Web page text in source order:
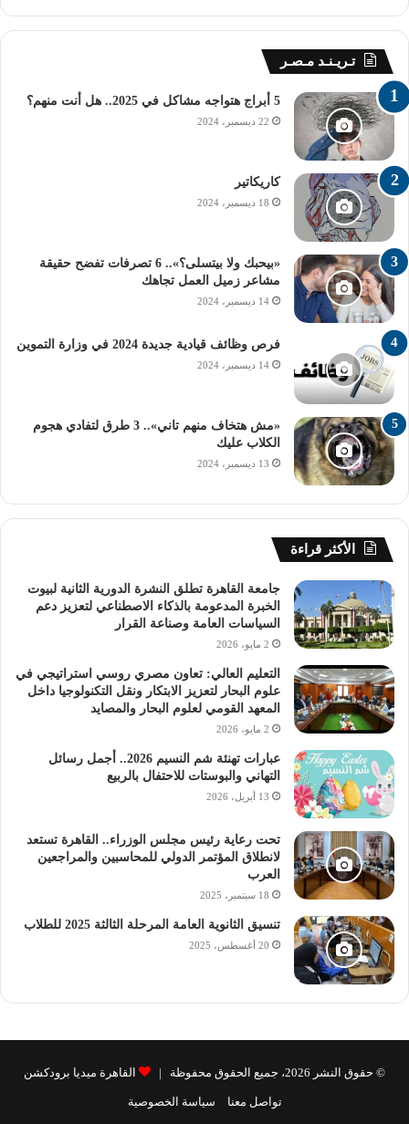
تـريـنـد مـصـر
5 أبراج هتواجه مشاكل في 2025.. هل أنت منهم؟
22 ديسمبر، 2024
كاريكاتير
18 ديسمبر، 2024
«بيحبك ولا بيتسلى؟».. 6 تصرفات تفضح حقيقة
مشاعر زميل العمل تجاهك
14 ديسمبر، 2024
فرص وظائف قيادية جديدة 2024 في وزارة التموين
14 ديسمبر، 2024
«مش هتخاف منهم تاني».. 3 طرق لتفادي هجوم
الكلاب عليك
13 ديسمبر، 2024
الأكثر قراءة
جامعة القاهرة تطلق النشرة الدورية الثانية لبيوت
الخبرة المدعومة بالذكاء الاصطناعي لتعزيز دعم
السياسات العامة وصناعة القرار
2 مايو، 2026
التعليم العالي: تعاون مصري روسي استراتيجي في
علوم البحار لتعزيز الابتكار ونقل التكنولوجيا داخل
المعهد القومي لعلوم البحار والمصايد
2 مايو، 2026
عبارات تهنئة شم النسيم 2026.. أجمل رسائل
التهاني والبوستات للاحتفال بالربيع
13 أبريل، 2026
تحت رعاية رئيس مجلس الوزراء.. القاهرة تستعد
لانطلاق المؤتمر الدولي للمحاسبين والمراجعين
العرب
18 سبتمبر، 2025
تنسيق الثانوية العامة المرحلة الثالثة 2025 للطلاب
20 أغسطس، 2025
© حقوق النشر 2026، جميع الحقوق محفوظة | القاهرة ميديا برودكشن
تواصل معنا سياسة الخصوصية